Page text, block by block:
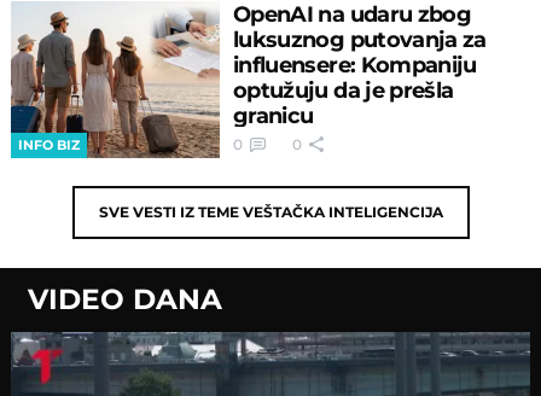
INFO BIZ
OpenAI na udaru zbog
luksuznog putovanja za
influensere: Kompaniju
optužuju da je prešla
granicu
0 0
SVE VESTI IZ TEME VEŠTAČKA INTELIGENCIJA
VIDEO DANA